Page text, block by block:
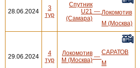
28.06.2024
3
тур
Спутник
U21
(Самара)
— Локомотив
М (Москва)
29.06.2024
4
тур
Локомотив
М (Москва) —
САРАТОВ
М